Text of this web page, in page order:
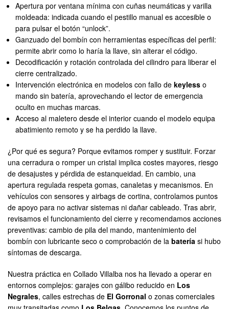
Apertura por ventana mínima con cuñas neumáticas y varilla
moldeada: indicada cuando el pestillo manual es accesible o
para pulsar el botón “unlock”.
Ganzuado del bombín con herramientas específicas del perfil:
permite abrir como lo haría la llave, sin alterar el código.
Decodificación y rotación controlada del cilindro para liberar el
cierre centralizado.
Intervención electrónica en modelos con fallo dekeyless o
mando sin batería, aprovechando el lector de emergencia
oculto en muchas marcas.
Acceso al maletero desde el interior cuando el modelo equipa
abatimiento remoto y se ha perdido la llave.
¿Por qué es segura? Porque evitamos romper y sustituir. Forzar
una cerradura o romper un cristal implica costes mayores, riesgo
de desajustes y pérdida de estanqueidad. En cambio, una
apertura regulada respeta gomas, canaletas y mecanismos. En
vehículos con sensores y airbags de cortina, controlamos puntos
de apoyo para no activar sistemas ni dañar cableado. Tras abrir,
revisamos el funcionamiento del cierre y recomendamos acciones
preventivas: cambio de pila del mando, mantenimiento del
bombín con lubricante seco o comprobación de la batería si hubo
síntomas de descarga.
Nuestra práctica en Collado Villalba nos ha llevado a operar en
entornos complejos: garajes con gálibo reducido en Los
Negrales, calles estrechas de El Gorronal o zonas comerciales